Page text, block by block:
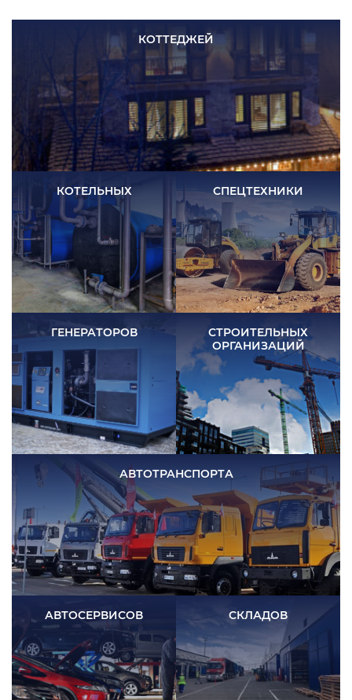
КОТТЕДЖЕЙ
КОТЕЛЬНЫХ СПЕЦТЕХНИКИ
ГЕНЕРАТОРОВ
СТРОИТЕЛЬНЫХ
ОРГАНИЗАЦИЙ
АВТОСЕРВИСОВ СКЛАДОВ
АВТОТРАНСПОРТА